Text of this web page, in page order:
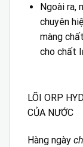
Ngoài ra,
chuyên
màng
cho chất
LÕI ORP
CỦA NƯỚC
Hàng ngày